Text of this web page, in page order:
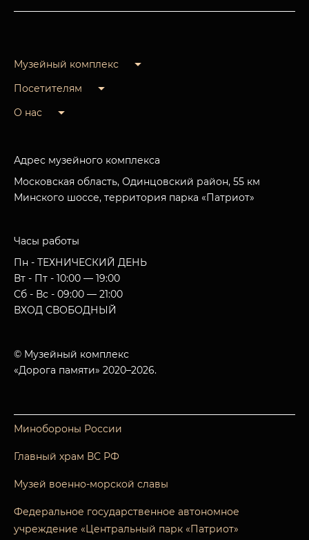
Музейный комплекс
Посетителям
О нас
Адрес музейного комплекса
Московская область, Одинцовский район, 55 км
Минского шоссе, территория парка «Патриот»
Часы работы
Пн - ТЕХНИЧЕСКИЙ ДЕНЬ
Вт - Пт - 10:00 — 19:00
Сб - Вс - 09:00 — 21:00
ВХОД СВОБОДНЫЙ
© Музейный комплекс
«Дорога памяти» 2020–2026.
Минобороны России
Главный храм ВС РФ
Музей военно-морской славы
Федеральное государственное автономное
учреждение «Центральный парк «Патриот»